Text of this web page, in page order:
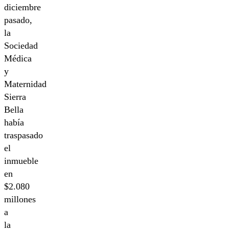
diciembre
pasado,
la
Sociedad
Médica
y
Maternidad
Sierra
Bella
había
traspasado
el
inmueble
en
$2.080
millones
a
la